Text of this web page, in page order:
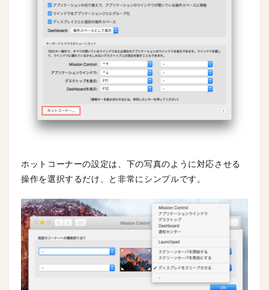
ホットコーナーの設定は、下の写真のように対応させる
操作を選択するだけ、と非常にシンプルです。